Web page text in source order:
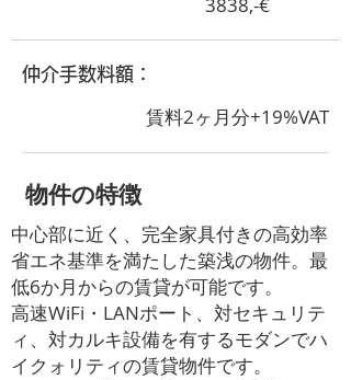
​仲介手数料額：
賃料2ヶ月分+19%VAT
​物件の特徴
中心部に近く、完全家具付きの高効率
省エネ基準を満たした築浅の物件。最
低6か月からの賃貸が可能です。
高速WiFi・LANポート、対セキュリテ
ィ、対カルキ設備を有するモダンでハ
イクォリティの賃貸物件です。